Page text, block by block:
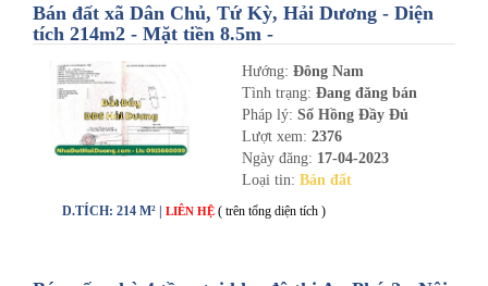
Bán đất xã Dân Chủ, Tứ Kỳ, Hải Dương - Diện
tích 214m2 - Mặt tiền 8.5m -
Hướng: Đông Nam
Tình trạng: Đang đăng bán
Pháp lý: Sổ Hồng Đầy Đủ
Lượt xem: 2376
Ngày đăng: 17-04-2023
Loại tin: Bán đất
D.TÍCH: 214 M² | LIÊN HỆ ( trên tổng diện tích )